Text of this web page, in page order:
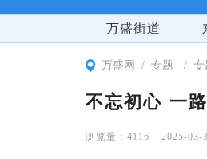
万盛街道
万盛网 专题
不忘初心 一
4116 2025-03-